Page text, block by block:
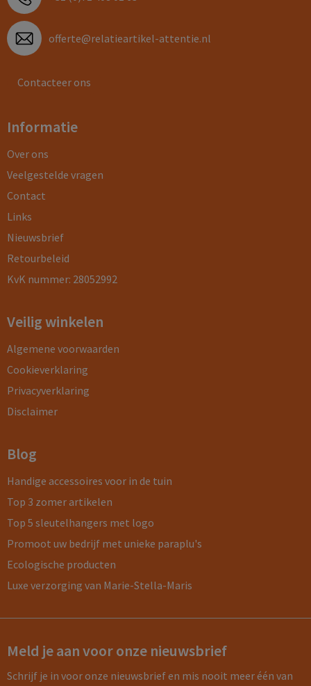
offerte@relatieartikel-attentie.nl
Contacteer ons
Informatie
Over ons
Veelgestelde vragen
Contact
Links
Nieuwsbrief
Retourbeleid
KvK nummer: 28052992
Veilig winkelen
Algemene voorwaarden
Cookieverklaring
Privacyverklaring
Disclaimer
Blog
Handige accessoires voor in de tuin
Top 3 zomer artikelen
Top 5 sleutelhangers met logo
Promoot uw bedrijf met unieke paraplu's
Ecologische producten
Luxe verzorging van Marie-Stella-Maris
Meld je aan voor onze nieuwsbrief
Schrijf je in voor onze nieuwsbrief en mis nooit meer één van